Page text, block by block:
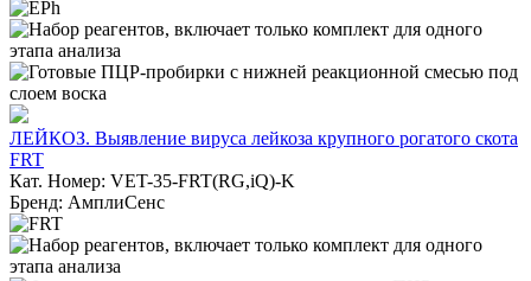
ЛЕЙКОЗ. Выявление вируса лейкоза крупного рогатого скота
FRT
Кат. Номер: VET-35-FRT(RG,iQ)-K
Бренд: АмплиСенс